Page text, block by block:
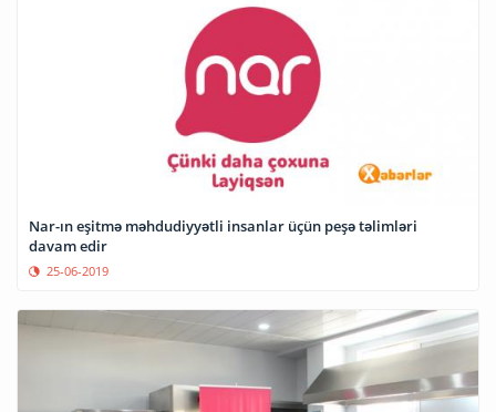
Nar-ın eşitmə məhdudiyyətli insanlar üçün peşə təlimləri
davam edir
25-06-2019